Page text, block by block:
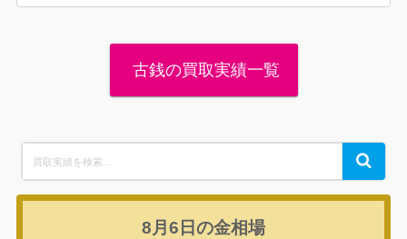
古銭の買取実績一覧
for:
Search
8月6日の金相場